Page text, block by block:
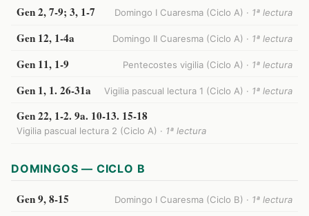
Gen 2, 7-9; 3, 1-7 Domingo I Cuaresma (Ciclo A) · 1ª lectura
Gen 12, 1-4a Domingo II Cuaresma (Ciclo A) · 1ª lectura
Gen 11, 1-9 Pentecostes vigilia (Ciclo A) · 1ª lectura
Gen 1, 1. 26-31a Vigilia pascual lectura 1 (Ciclo A) · 1ª lectura
Gen 22, 1-2. 9a. 10-13. 15-18
Vigilia pascual lectura 2 (Ciclo A) · 1ª lectura
DOMINGOS — CICLO B
Gen 9, 8-15 Domingo I Cuaresma (Ciclo B) · 1ª lectura